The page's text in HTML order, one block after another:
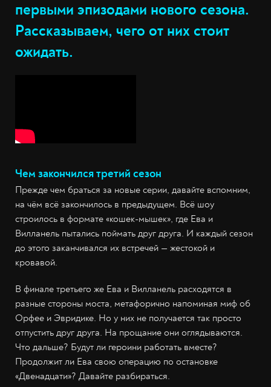
первыми эпизодами нового сезона.
Рассказываем, чего от них стоит
ожидать.
Чем закончился третий сезон
Прежде чем браться за новые серии, давайте вспомним,
на чём всё закончилось в предыдущем. Всё шоу
строилось в формате «кошек-мышек», где Ева и
Вилланель пытались поймать друг друга. И каждый сезон
до этого заканчивался их встречей — жестокой и
кровавой.
В финале третьего же Ева и Вилланель расходятся в
разные стороны моста, метафорично напоминая миф об
Орфее и Эвридике. Но у них не получается так просто
отпустить друг друга. На прощание они оглядываются.
Что дальше? Будут ли героини работать вместе?
Продолжит ли Ева свою операцию по остановке
«Двенадцати»? Давайте разбираться.